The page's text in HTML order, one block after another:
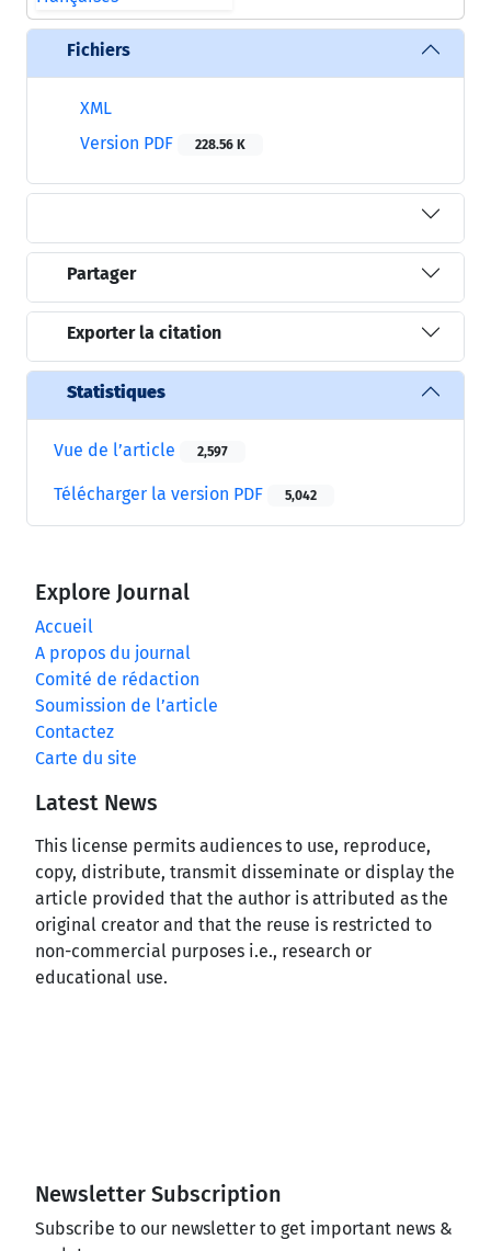
Fichiers
XML
Version PDF
228.56 K
Partager
Exporter la citation
Statistiques
Vue de l’article 2,597
Télécharger la version PDF 5,042
Explore Journal
Accueil
A propos du journal
Comité de rédaction
Soumission de l’article
Contactez
Carte du site
Latest News
This license permits audiences to use, reproduce,
copy, distribute, transmit disseminate or display the
article provided that the author is attributed as the
original creator and that the reuse is restricted to
non-commercial purposes i.e., research or
educational use.
Newsletter Subscription
Subscribe to our newsletter to get important news &